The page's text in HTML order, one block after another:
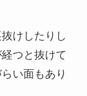
けしたりし
つと抜けて
い面もあり